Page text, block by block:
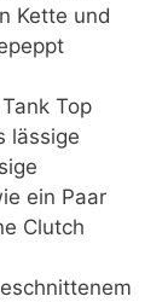
Kette und
Top
lässige
ein Paar
Clutch